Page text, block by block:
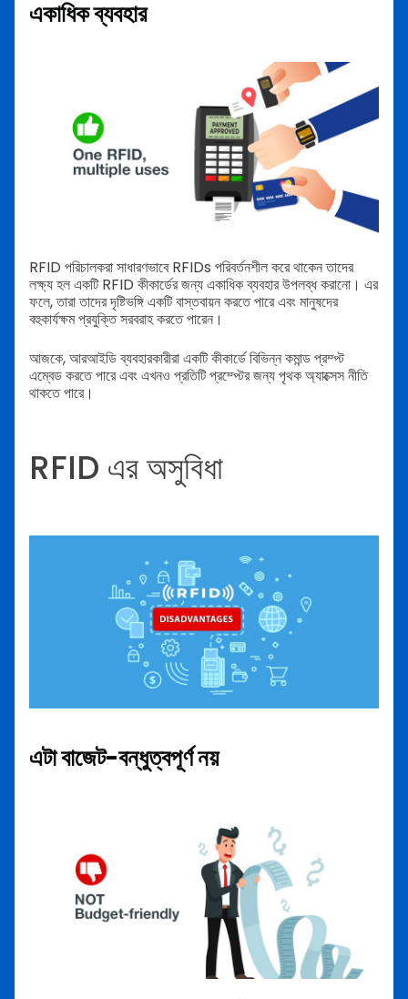
একাধিক ব্যবহার
RFID পরিচালকরা সাধারণভাবে RFIDs পরিবর্তনশীল করে থাকেন তাদের
লক্ষ্য হল একটি RFID কীকার্ডের জন্য একাধিক ব্যবহার উপলব্ধ করানো। এর
ফলে, তারা তাদের দৃষ্টিভঙ্গি একটি বাস্তবায়ন করতে পারে এবং মানুষদের
বহুকার্যক্ষম প্রযুক্তি সরবরাহ করতে পারেন।
আজকে, আরআইডি ব্যবহারকারীরা একটি কীকার্ডে বিভিন্ন কমান্ড প্রম্প্ট
এম্বেড করতে পারে এবং এখনও প্রতিটি প্রম্প্টের জন্য পৃথক অ্যাক্সেস নীতি
থাকতে পারে।
RFID এর অসুবিধা
এটা বাজেট-বন্ধুত্বপূর্ণ নয়